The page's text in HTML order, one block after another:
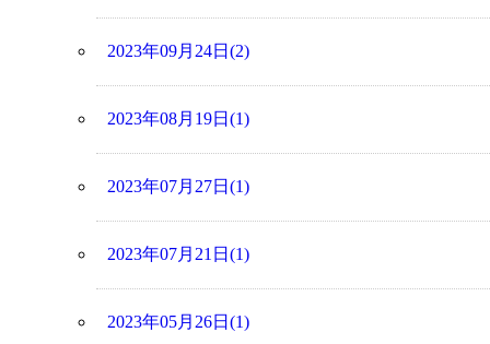
2023年09月24日(2)
2023年08月19日(1)
2023年07月27日(1)
2023年07月21日(1)
2023年05月26日(1)